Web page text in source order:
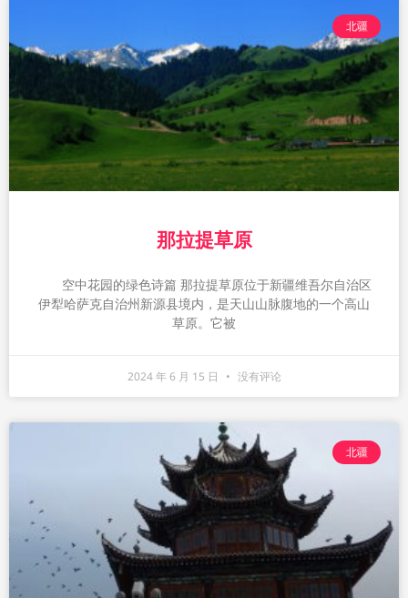
北疆
那拉提草原
空中花园的绿色诗篇 那拉提草原位于新疆维吾尔自治区
伊犁哈萨克自治州新源县境内，是天山山脉腹地的一个高山
草原。它被
2024 年 6 月 15 日 没有评论
北疆